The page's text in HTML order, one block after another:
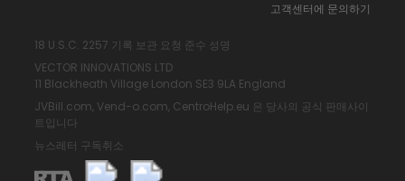
고객센터에 문의하기
18 U.S.C. 2257 기록 보관 요청 준수 성명
VECTOR INNOVATIONS LTD
11 Blackheath Village London SE3 9LA England
JVBill.com, Vend-o.com, CentroHelp.eu 은 당사의 공식 판매사이
트입니다
뉴스레터 구독취소